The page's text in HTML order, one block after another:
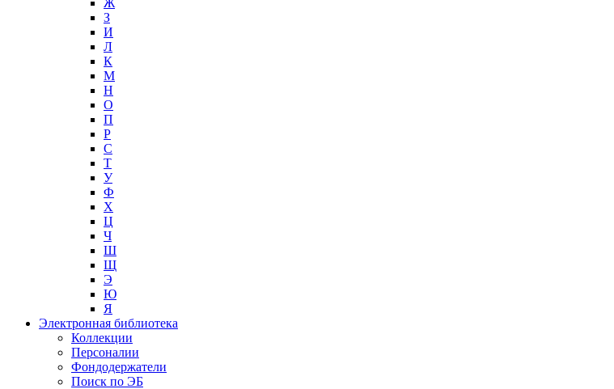
Ж
З
И
Л
К
М
Н
О
П
Р
С
Т
У
Ф
Х
Ц
Ч
Ш
Щ
Э
Ю
Я
Электронная библиотека
Коллекции
Персоналии
Фондодержатели
Поиск по ЭБ